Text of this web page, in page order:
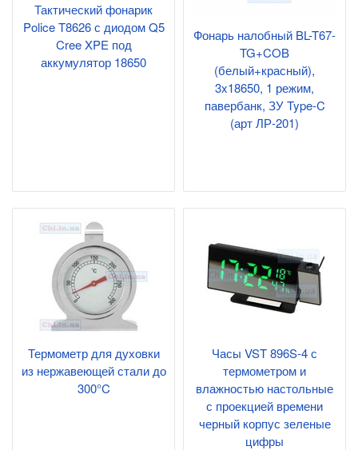
Тактический фонарик
Police T8626 с диодом Q5
Cree XPE под
аккумулятор 18650
Фонарь налобный BL-T67-
TG+COB
(белый+красный),
3x18650, 1 режим,
павербанк, ЗУ Type-C
(арт ЛР-201)
Термометр для духовки
из нержавеющей стали до
300°C
Часы VST 896S-4 с
термометром и
влажностью настольные
с проекцией времени
черный корпус зеленые
цифры